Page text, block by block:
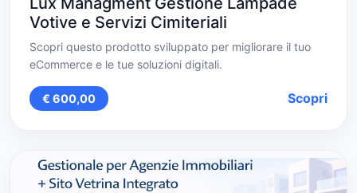
Votive e Servizi Cimiteriali
Scopri questo prodotto sviluppato per migliorare il tuo
eCommerce e le tue soluzioni digitali.
€ 600,00 Scopri